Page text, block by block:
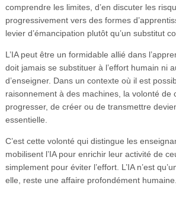
comprendre les limites, d’en discuter les
progressivement vers des formes
levier d’émancipation plutôt qu’un substitut
L’IA peut être un formidable allié dans
doit jamais se substituer à l’effort humain ni
d’enseigner. Dans un contexte où il est
raisonnement à des machines, la volonté de
progresser, de créer ou de transmettre
essentielle.
C’est cette volonté qui distingue les
mobilisent l’IA pour enrichir leur activité de
simplement pour éviter l’effort. L’IA n’est
elle, reste une affaire profondément humaine.